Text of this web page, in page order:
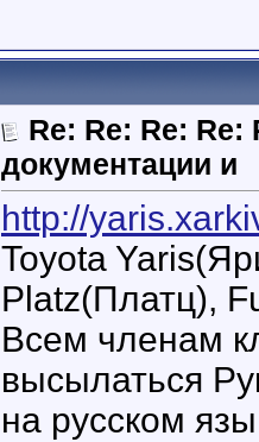
Re: Re: Re:
документации и
http://
Toyota
Platz(Платц),
Всем членам
высылаться
на русском